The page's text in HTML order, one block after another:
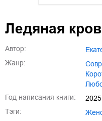
02.mp3
Ледяная
Автор:
Жанр:
Год написания книги:
2025
Тэги: